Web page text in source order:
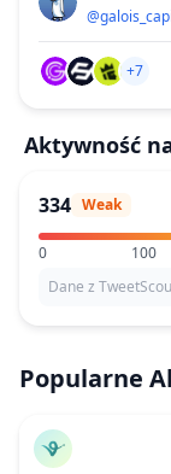
@
+7
Aktywność
334 Weak
0 100
Dane z
Popularne